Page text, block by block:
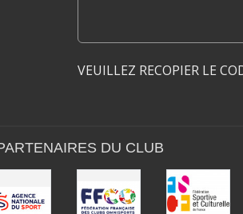
VEUILLEZ RECOPIER LE
DU CLUB